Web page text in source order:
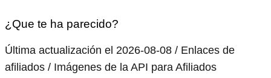
¿Que te ha parecido?
Última actualización el 2026-08-08 / Enlaces de
afiliados / Imágenes de la API para Afiliados